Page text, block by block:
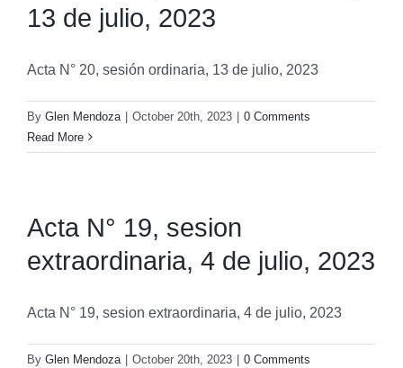
13 de julio, 2023
Acta N° 20, sesión ordinaria, 13 de julio, 2023
By Glen Mendoza October 20th, 2023
0 Comments
Read More
Acta N° 19, sesion
extraordinaria, 4 de julio, 2023
Acta N° 19, sesion extraordinaria, 4 de julio, 2023
By Glen Mendoza October 20th, 2023
0 Comments